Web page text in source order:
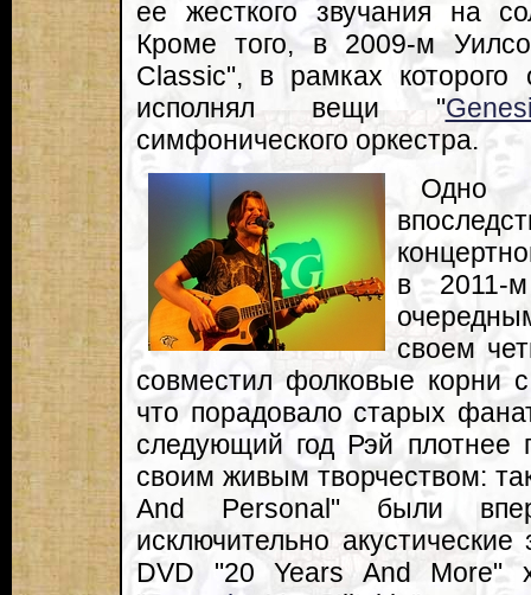
ее жесткого звучания на
Кроме того, в 2009-м
Classic", в рамках
исполнял вещи "
симфонического оркестра.
Одно
в 2011-
своем
совместил фолковые корни
что порадовало старых
следующий год Рэй плотнее
своим живым творчеством:
And Personal" были
исключительно
DVD "20 Years And More"